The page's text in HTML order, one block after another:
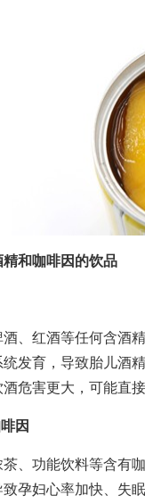
和咖啡因的饮品
红酒等任何含酒精
统发育，导致胎儿酒
危害更大，可能直
因
功能饮料等含有咖
致孕妇心率加快、失